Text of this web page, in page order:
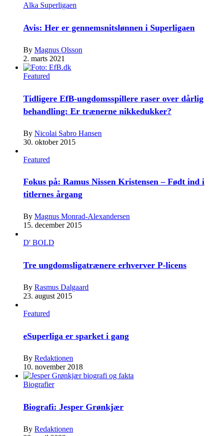
Alka Superligaen
Avis: Her er gennemsnitslønnen i Superligaen
By Magnus Olsson
2. marts 2021
Featured
Tidligere EfB-ungdomsspillere raser over dårlig
behandling: Er trænerne nikkedukker?
By Nicolai Sabro Hansen
30. oktober 2015
Featured
Fokus på: Ramus Nissen Kristensen – Født ind i
titlernes årgang
By Magnus Monrad-Alexandersen
15. december 2015
D' BOLD
Tre ungdomsligatrænere erhverver P-licens
By Rasmus Dalgaard
23. august 2015
Featured
eSuperliga er sparket i gang
By Redaktionen
10. november 2018
Biografier
Biografi: Jesper Grønkjær
By Redaktionen